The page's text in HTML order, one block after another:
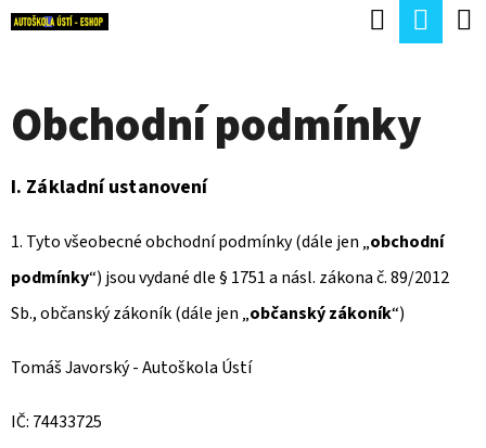
Přejít
Hledat
Obchodní podmínky
I. Základní ustanovení
1. Tyto všeobecné obchodní podmínky (dále jen „obchodní
podmínky“) jsou vydané dle § 1751 a násl. zákona č. 89/2012
Sb., občanský zákoník (dále jen „občanský zákoník“)
Tomáš Javorský - Autoškola Ústí
IČ: 74433725
K
C
O
P
O
T
Ř
E
B
U